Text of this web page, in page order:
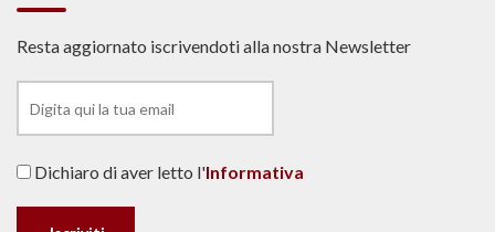
Resta aggiornato iscrivendoti alla nostra Newsletter
Dichiaro di aver letto l'Informativa